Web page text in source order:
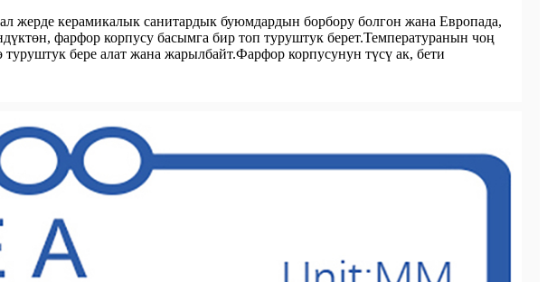
жерде керамикалык санитардык буюмдардын борбору болгон жана Европада,
фарфор корпусу басымга бир топ туруштук берет.Температуранын чоң
бере алат жана жарылбайт.Фарфор корпусунун түсү ак, бети